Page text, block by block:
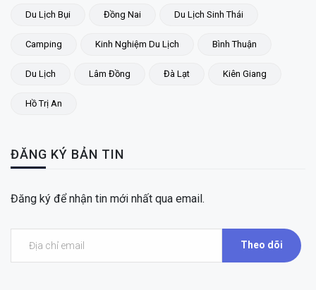
Du Lịch Bụi Đồng Nai Du Lịch Sinh Thái
Camping Kinh Nghiệm Du Lịch Bình Thuận
Du Lịch Lâm Đồng Đà Lạt Kiên Giang
Hồ Trị An
ĐĂNG KÝ BẢN TIN
Đăng ký để nhận tin mới nhất qua email.
Theo dõi